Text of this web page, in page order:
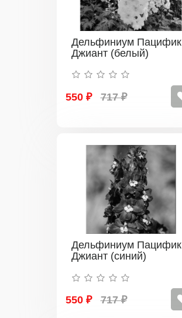
Дельфиниум Пацифик
Джиант (белый)
550 ₽ 717 ₽
Дельфиниум Пацифик
Джиант (синий)
550 ₽ 717 ₽